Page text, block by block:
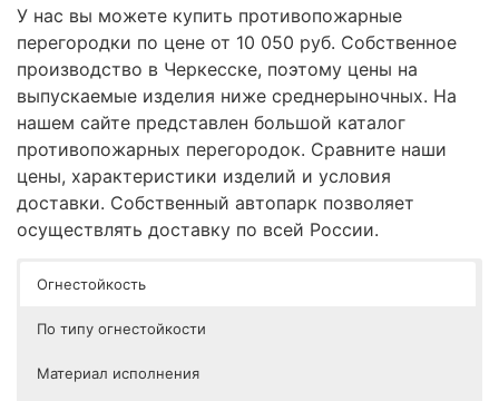
У нас вы можете купить противопожарные
перегородки по цене от 10 050 руб. Собственное
производство в Черкесске, поэтому цены на
выпускаемые изделия ниже среднерыночных. На
нашем сайте представлен большой каталог
противопожарных перегородок. Сравните наши
цены, характеристики изделий и условия
доставки. Собственный автопарк позволяет
осуществлять доставку по всей России.
Огнестойкость
По типу огнестойкости
Материал исполнения